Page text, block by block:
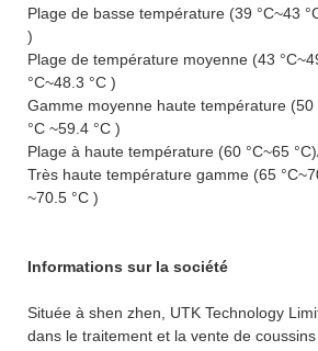
Plage de basse température (39 °C~43
)
Plage de température moyenne (43
°C~48.3 °C )
Gamme moyenne haute température (50
°C ~59.4 °C )
Plage à haute température (60 °C~65
Très haute température gamme (65
~70.5 °C )
Informations sur la société
Située à shen zhen, UTK Technology
dans le traitement et la vente de